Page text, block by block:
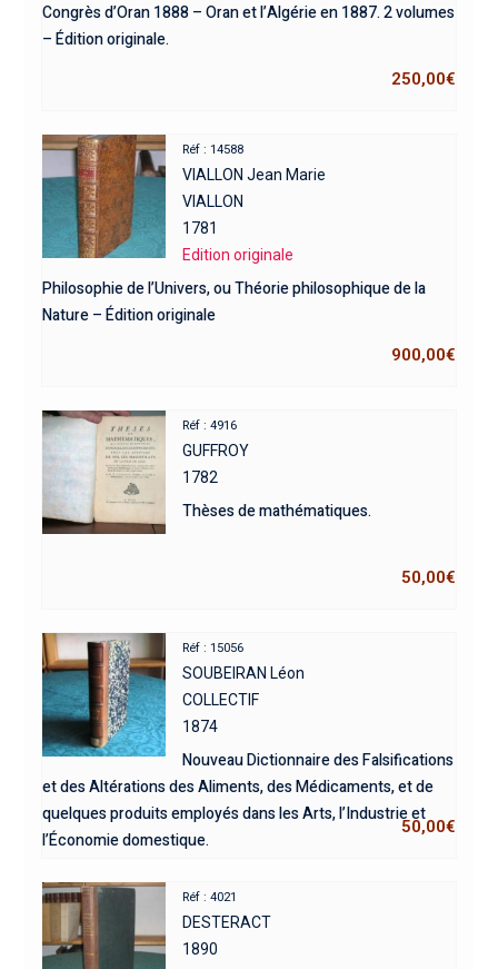
Congrès d’Oran 1888 – Oran et l’Algérie en 1887. 2 volumes
– Édition originale.
250,00€
Réf : 14588
VIALLON Jean Marie
VIALLON
1781
Edition originale
Philosophie de l’Univers, ou Théorie philosophique de la
Nature – Édition originale
900,00€
Réf : 4916
GUFFROY
1782
Thèses de mathématiques.
50,00€
Réf : 15056
SOUBEIRAN Léon
COLLECTIF
1874
Nouveau Dictionnaire des Falsifications
et des Altérations des Aliments, des Médicaments, et de
quelques produits employés dans les Arts, l’Industrie et
l’Économie domestique.
50,00€
Réf : 4021
DESTERACT
1890